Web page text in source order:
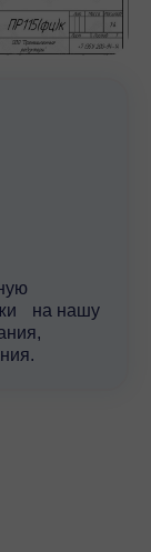
на нашу